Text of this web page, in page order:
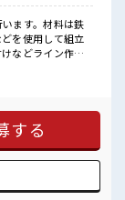
ます。材料は鉄
を使用して組立
などライン作業
ユニット ■お
れば基本的に自
まずOK♪ ≪未経
ジするのは不安
イチからスキル
収入アップを目
気
する